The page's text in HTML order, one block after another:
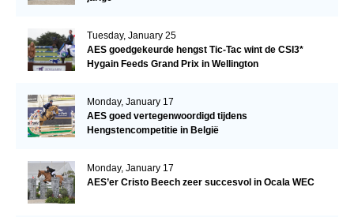
Tuesday, January 25
AES goedgekeurde hengst Tic-Tac wint de CSI3*
Hygain Feeds Grand Prix in Wellington
Monday, January 17
AES goed vertegenwoordigd tijdens
Hengstencompetitie in België
Monday, January 17
AES’er Cristo Beech zeer succesvol in Ocala WEC